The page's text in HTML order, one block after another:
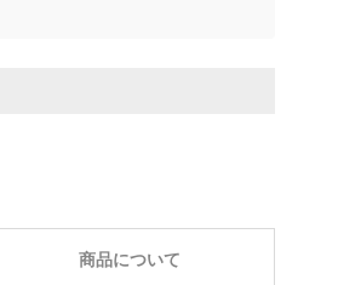
商品について